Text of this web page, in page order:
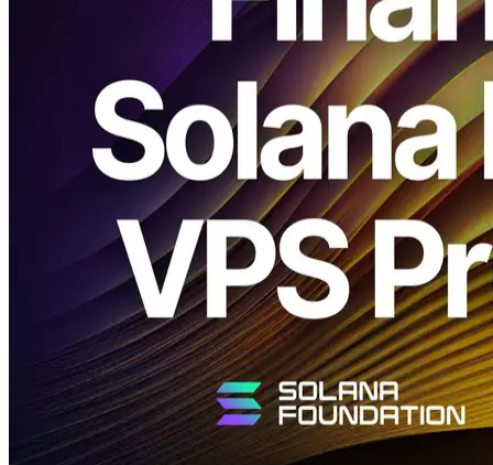
ELSOUL LABO B.V. (Hauptsitz: Amsterdam, Niederlande; CEO:
Fumitake Kawasaki) und Validators DAO geben bekannt, dass die
aktuellen Preise für das Premium Ryzen VPS Serie und mehrere
verwandte Pläne werden diese Woche enden.
Die bevorstehende Preiserhöhung, die ursprünglich am 6.
November angekündigt wurde, wird im Dezember wirksam. Diese
Woche ist die letzte Gelegenheit, ein neues Abonnement zum
aktuellen Preis zu starten. Nutzer, die innerhalb dieser Woche
abonnieren, werden die aktuellen Preise beibehalten, solange ihr
Abonnement weiterhin aktiv ist.
Globale Nachfrage nach Hochleistungs-CPUs und
Hochleistungsspeichern (einschließlich ECC) DDR5), die sowohl
von den KI- als auch von Blockchain-Sektoren angetrieben wird,
hat sich stark erhöht, was zu steigenden Bauteilkosten führt. Dieser
Anstieg ist der Hauptfaktor, der es schwierig macht, weiterhin
Premium Ryzen anzubieten VPS zu den aktuellen Zinssätzen.
Preisanpassungen für Premium Ryzen
VPS und ähnliche Pläne (Effective
Dezember)